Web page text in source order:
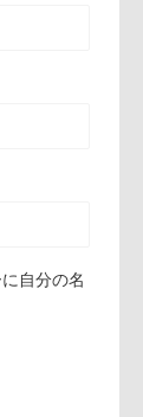
自分の名